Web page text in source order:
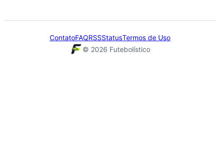
© 2026 Futebolístico
ContatoFAQRSSStatusTermos de Uso